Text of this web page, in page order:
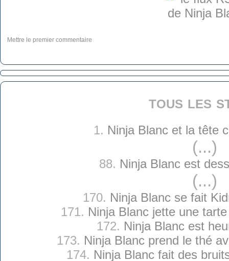
Mettre le premier commentaire
tous les
1. Ninja Blanc et la tête
(...)
88. Ninja Blanc est
(...)
170. Ninja Blanc se fait
171. Ninja Blanc jette une
172. Ninja Blanc est
173. Ninja Blanc prend le thé
174. Ninja Blanc fait des